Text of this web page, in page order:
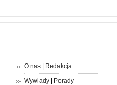
O nas| Redakcja
Wywiady| Porady